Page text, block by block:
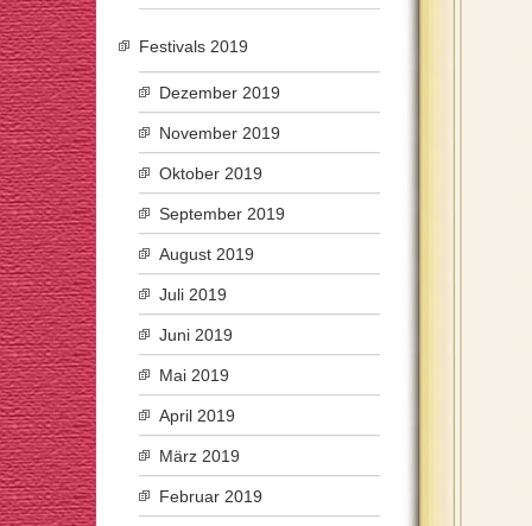
Festivals 2019
Dezember 2019
November 2019
Oktober 2019
September 2019
August 2019
Juli 2019
Juni 2019
Mai 2019
April 2019
März 2019
Februar 2019